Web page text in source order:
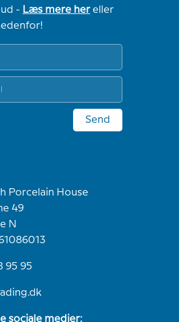
- Læs mere hereller
Send
Porcelain House
49
N
95 95
sociale medier: